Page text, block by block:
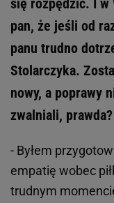
się rozpędzić. I w
pan, że jeśli od
panu trudno
Stolarczyka.
nowy, a poprawy
zwalniali, prawda?
- Byłem
empatię wobec
trudnym